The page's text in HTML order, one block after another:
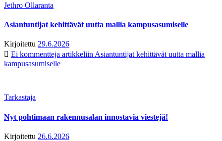
Jethro Ollaranta
Asiantuntijat kehittävät uutta mallia kampusasumiselle
Kirjoitettu 29.6.2026
Ei kommentteja artikkeliin Asiantuntijat kehittävät uutta mallia
kampusasumiselle
Tarkastaja
Nyt pohtimaan rakennusalan innostavia viestejä!
Kirjoitettu 26.6.2026